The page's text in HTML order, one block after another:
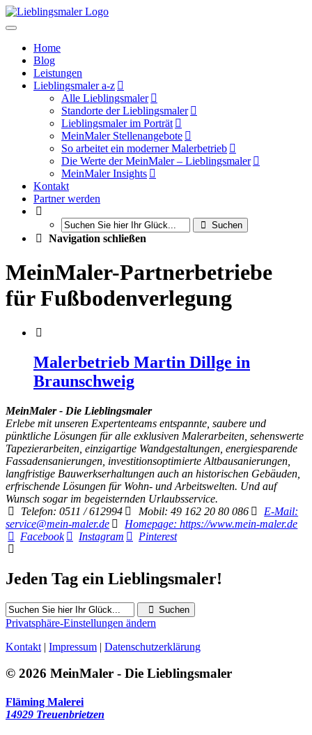
Home
Blog
Leistungen
Lieblingsmaler a-z
Alle Lieblingsmaler
Standorte der Lieblingsmaler
Lieblingsmaler im Porträt
MeinMaler Stellenangebote
So arbeitet ein moderner Malerbetrieb
Die Werte der MeinMaler – Lieblingsmaler
MeinMaler Insights
Kontakt
Partner werden
Suchen
Navigation schließen
MeinMaler-Partnerbetriebe
für Fußbodenverlegung
Malerbetrieb Martin Dillge in
Braunschweig
MeinMaler - Die Lieblingsmaler
Erlebe mit unseren Expertenteams entspannte, saubere und
pünktliche Lösungen für alle exklusiven Malerarbeiten, sehenswerte
Tapezierarbeiten, einzigartige Wandgestaltungen, energiesparende
Fassadensanierungen, investitionsoptimierte Altbausanierungen,
langfristige Bauwerkserhaltungen auch an historischen Gebäuden,
erfrischende Lösungen für Wohn- und Arbeitswelten. Und auf
Wunsch sogar im begeisternden Urlaubsservice.
Telefon: 0511 / 612994
Mobil: 49 162 20 80 086
E-Mail:
service@mein-maler.de
Homepage: https://www.mein-maler.de
Facebook
Instagram Pinterest
Jeden Tag ein Lieblingsmaler!
Suchen
Privatsphäre-Einstellungen ändern
Kontakt | Impressum | Datenschutzerklärung
© 2026 MeinMaler - Die Lieblingsmaler
Fläming Malerei
14929 Treuenbrietzen